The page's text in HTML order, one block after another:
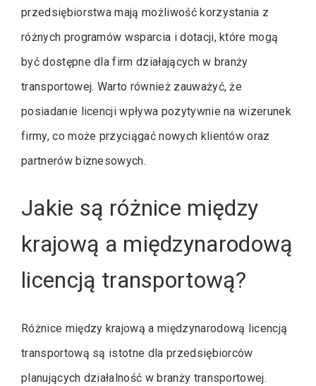
przedsiębiorstwa mają możliwość korzystania z
różnych programów wsparcia i dotacji, które mogą
być dostępne dla firm działających w branży
transportowej. Warto również zauważyć, że
posiadanie licencji wpływa pozytywnie na wizerunek
firmy, co może przyciągać nowych klientów oraz
partnerów biznesowych.
Jakie są różnice między
krajową a międzynarodową
licencją transportową?
Różnice między krajową a międzynarodową licencją
transportową są istotne dla przedsiębiorców
planujących działalność w branży transportowej.